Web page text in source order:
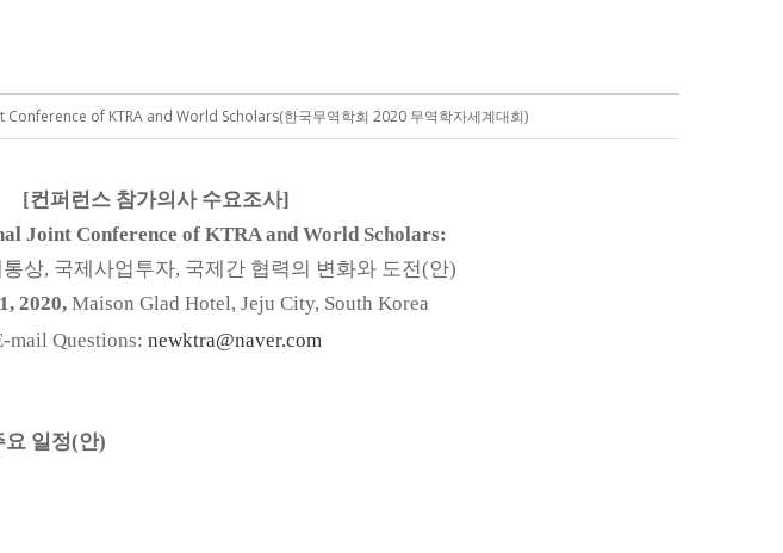
of KTRA and World Scholars(한국무역학회 2020 무역학자세계대회)
[컨퍼런스 참가의사 수요조사]
Joint Conference of KTRA and World Scholars:
상, 국제사업투자, 국제간 협력의 변화와 도전(안)
2020, Maison Glad Hotel, Jeju City, South Korea
mail Questions: newktra@naver.com
요 일정(안)